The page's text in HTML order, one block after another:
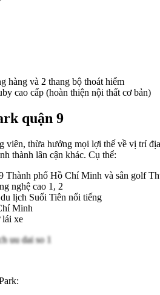
hàng và 2 thang bộ thoát hiểm
cao cấp (hoàn thiện nội thất cơ bản)
quận 9
viên, thừa hưởng mọi lợi thế về vị trí
thành lân cận khác. Cụ thể:
Thành phố Hồ Chí Minh và sân golf
nghệ cao 1, 2
lịch Suối Tiên nổi tiếng
Minh
lái xe